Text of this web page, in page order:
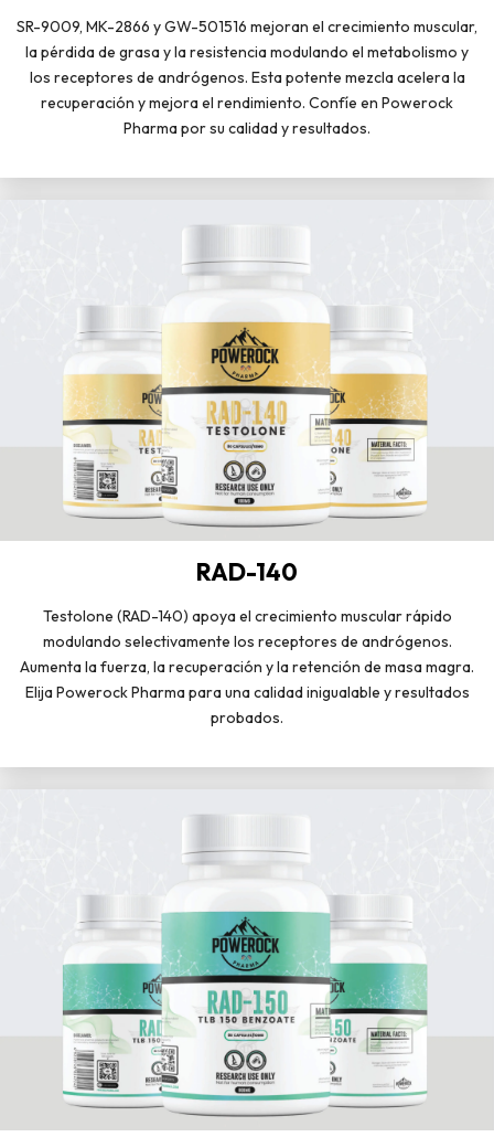
SR-9009, MK-2866 y GW-501516 mejoran el crecimiento muscular,
la pérdida de grasa y la resistencia modulando el metabolismo y
los receptores de andrógenos. Esta potente mezcla acelera la
recuperación y mejora el rendimiento. Confíe en Powerock
Pharma por su calidad y resultados.
RAD-140
Testolone (RAD-140) apoya el crecimiento muscular rápido
modulando selectivamente los receptores de andrógenos.
Aumenta la fuerza, la recuperación y la retención de masa magra.
Elija Powerock Pharma para una calidad inigualable y resultados
probados.